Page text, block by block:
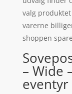
valg
varerne
shoppen
– Wide
eventyr